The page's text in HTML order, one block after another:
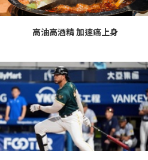
高油高酒精 加速癌上身